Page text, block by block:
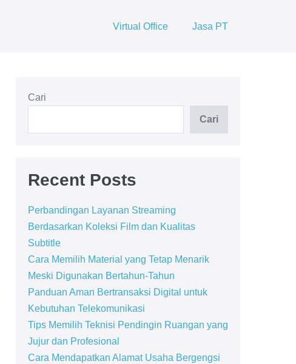
Virtual Office Jasa PT
Cari
Cari
Recent Posts
Perbandingan Layanan Streaming
Berdasarkan Koleksi Film dan Kualitas
Subtitle
Cara Memilih Material yang Tetap Menarik
Meski Digunakan Bertahun-Tahun
Panduan Aman Bertransaksi Digital untuk
Kebutuhan Telekomunikasi
Tips Memilih Teknisi Pendingin Ruangan yang
Jujur dan Profesional
Cara Mendapatkan Alamat Usaha Bergengsi